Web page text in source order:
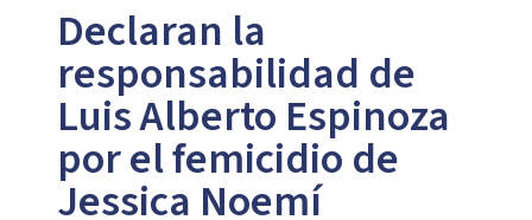
Declaran la
responsabilidad de
Luis Alberto Espinoza
por el femicidio de
Jessica Noemí